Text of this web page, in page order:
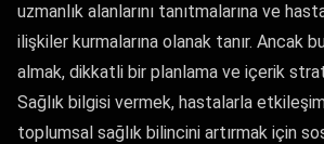
uzmanlık alanlarını tanıtmalarına ve
ilişkiler kurmalarına olanak tanır. Ancak
almak, dikkatli bir planlama ve içerik
Sağlık bilgisi vermek, hastalarla
toplumsal sağlık bilincini artırmak için